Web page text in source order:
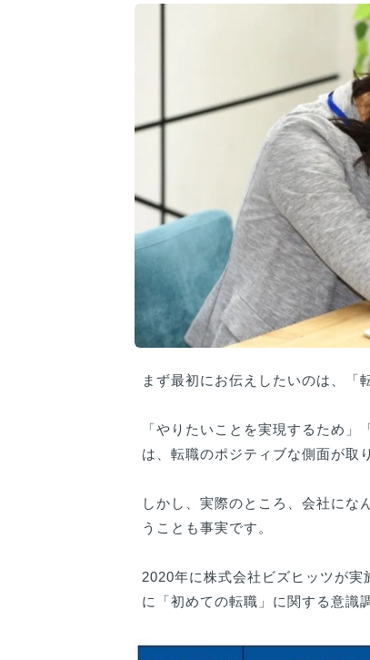
まず最初にお伝えしたいのは、「
「やりたいことを実現するため
は、転職のポジティブな側面が取
しかし、実際のところ、会社にな
うことも事実です。
2020年に株式会社ビズヒッツが
に「初めての転職」に関する意識